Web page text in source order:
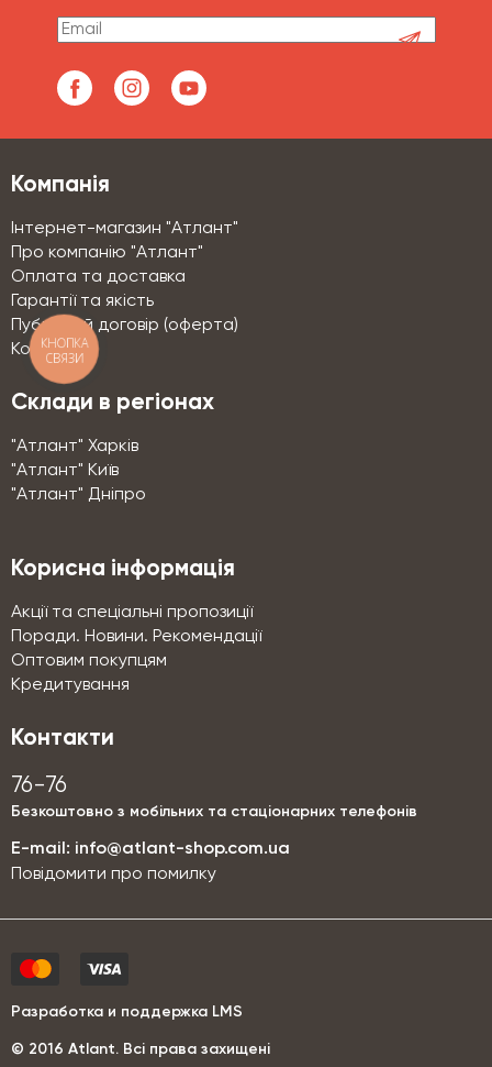
Компанія
Інтернет-магазин "Атлант"
Про компанію "Атлант"
Оплата та доставка
Гарантії та якість
Публічний договір (оферта)
Контакти
Склади в регіонах
"Атлант" Харків
"Атлант" Київ
"Атлант" Дніпро
Корисна інформація
Акції та спеціальні пропозиції
Поради. Новини. Рекомендації
Оптовим покупцям
Кредитування
Контакти
76-76
Безкоштовно з мобільних та стаціонарних телефонів
E-mail: info@atlant-shop.com.ua
Повідомити про помилку
© 2016 Аtlant. Всі права захищені
Разработка и поддержка LMS
КНОПКА
СВЯЗИ